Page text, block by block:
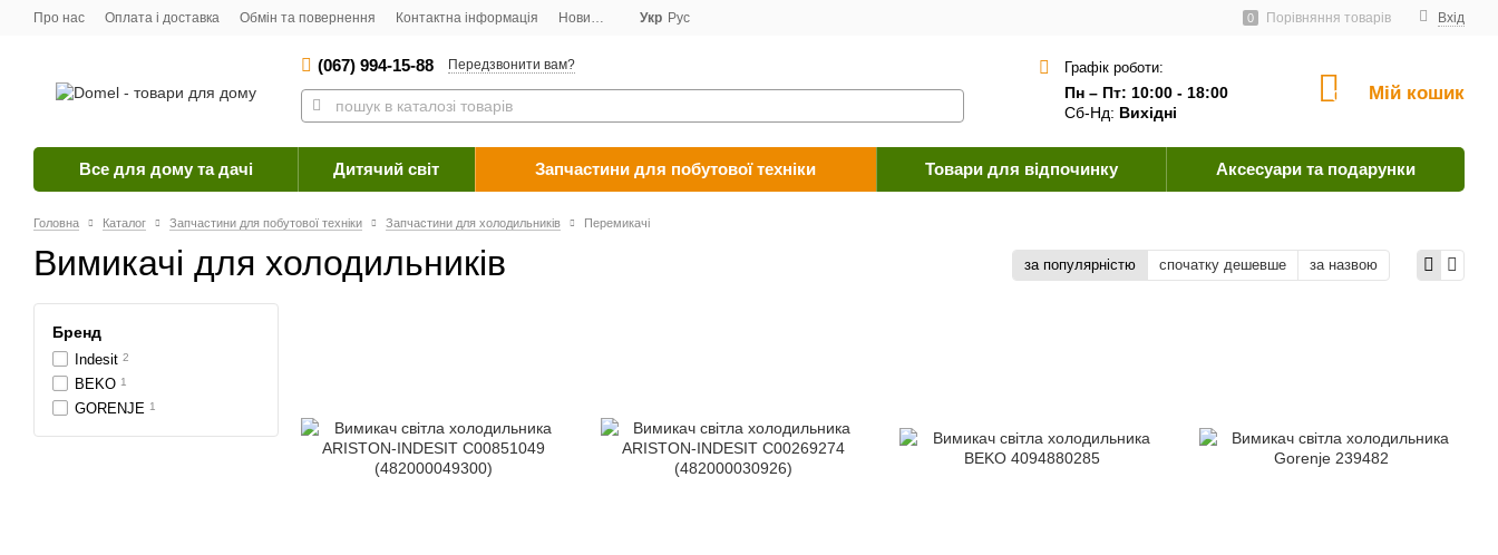
Про нас Оплата і доставка Обмін та повернення Контактна інформація Новини Договір публічної оферти Як оплатити? Вхід
0 Порівняння товарів
Укр Рус
(067) 994-15-88 Передзвонити вам? Графік роботи:
Пн – Пт: 10:00 - 18:00
Сб-Нд: Вихідні
0 Мій кошик
Все для дому та дачі Дитячий світ Запчастини для побутової техніки Товари для відпочинку Аксесуари та подарунки
Головна Каталог Запчастини для побутової техніки Запчастини для холодильників Перемикачі
Вимикачі для холодильників за популярністю спочатку дешевше за назвою
Бренд
Indesit 2
BEKO 1
GORENJE 1